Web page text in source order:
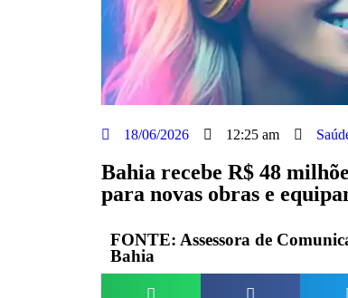
18/06/2026 12:25 am
Bahia recebe R$ 48
para novas obras e
FONTE: Assessora de
Bahia